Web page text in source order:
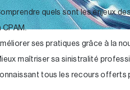
quels sont les enjeux
CPAM.
ses pratiques grâce à la
maîtriser sa sinistralité
tous les recours offerts